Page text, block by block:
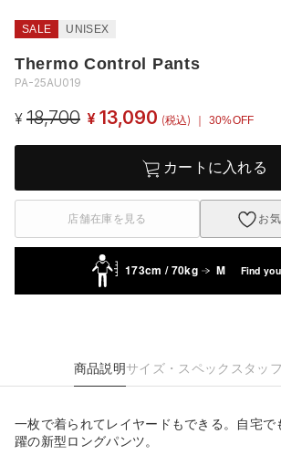
SALE UNISEX
Thermo Control Pants
PA-25AU019
¥ 18,700 ¥ 13,090 (税込) ｜ 30%OFF
カートに入れる
店舗在庫を見る お
173cm / 70kg M Find
商品説明サイズ・スペック スタッ
一枚で着られてレイヤードもできる。自宅で
躍の新型ロングパンツ。